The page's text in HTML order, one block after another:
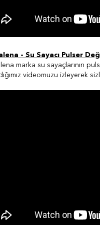
- Su Sayacı Pulser
marka su sayaçlarının
videomuzu izleyerek